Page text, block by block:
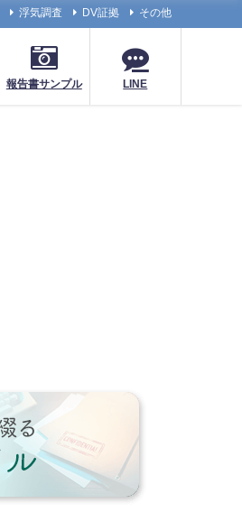
浮気調査 DV証拠 その他
報告書サンプル LINE